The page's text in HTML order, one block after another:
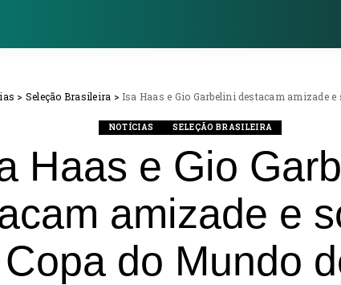
> Seleção Brasileira > Isa Haas e Gio Garbelini destacam amizade
NOTÍCIAS SELEÇÃO BRASILEIRA
Haas e Gio
amizade e
do Mundo